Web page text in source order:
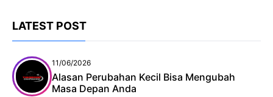
LATEST POST
11/06/2026
Alasan Perubahan Kecil Bisa Mengubah
Masa Depan Anda